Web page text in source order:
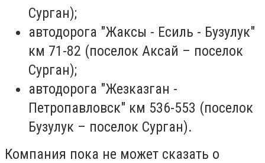
Сурган);
автодорога "Жаксы - Есиль - Бузулук"
км 71-82 (поселок Аксай – поселок
Сурган);
автодорога "Жезказган -
Петропавловск" км 536-553 (поселок
Бузулук – поселок Сурган).
Компания пока не может сказать о